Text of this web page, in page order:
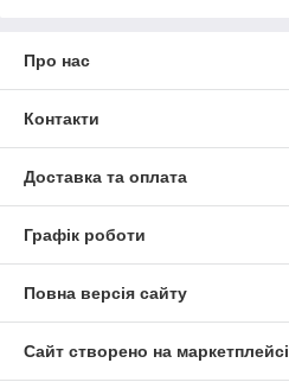
Про нас
Контакти
Доставка та оплата
Графік роботи
Повна версія сайту
Сайт створено на маркетплейсі